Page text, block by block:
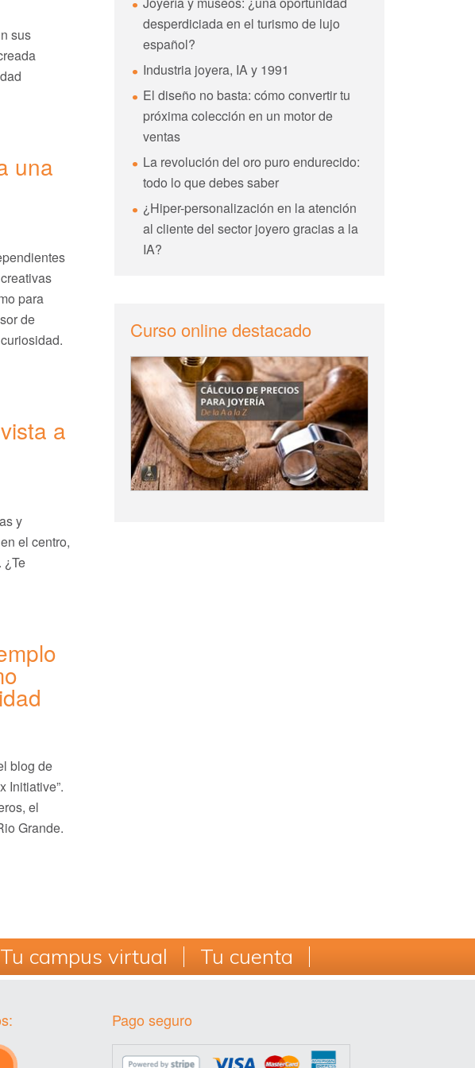
sus
una
para
de
a
y
el centro,
¿Te
blog de
Initiative”.
el
Grande.
desperdiciada en el turismo de lujo
español?
Industria joyera, IA y 1991
El diseño no basta: cómo convertir tu
próxima colección en un motor de
ventas
La revolución del oro puro endurecido:
todo lo que debes saber
¿Hiper-personalización en la atención
al cliente del sector joyero gracias a la
IA?
Curso online destacado
Tu campus virtual Tu cuenta
Pago seguro